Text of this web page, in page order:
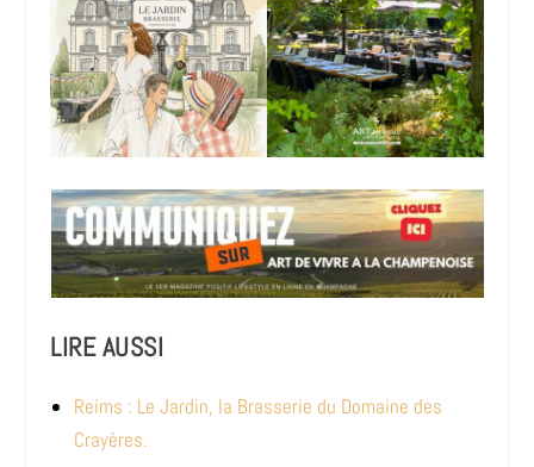
LIRE AUSSI
Reims : Le Jardin, la Brasserie du Domaine des
Crayères.